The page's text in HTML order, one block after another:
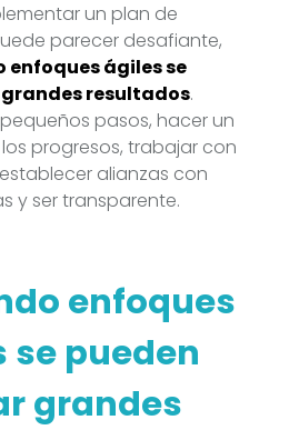
un plan de
parecer desafiante,
ágiles se
resultados.
pasos, hacer un
progresos, trabajar con
alianzas con
y ser transparente.
enfoques
se pueden
grandes